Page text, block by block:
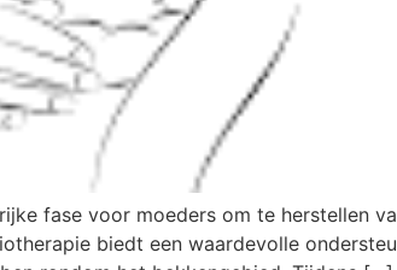
fase voor moeders om te herstellen
biedt een waardevolle